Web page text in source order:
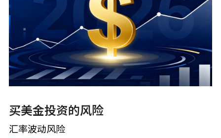
买美金投资的风险
汇率波动风险